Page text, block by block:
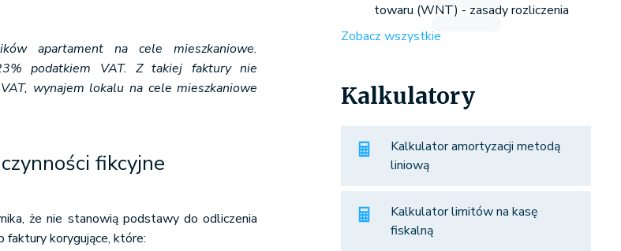
apartament na cele mieszkaniowe.
podatkiem VAT. Z takiej faktury nie
wynajem lokalu na cele mieszkaniowe
fikcyjne
że nie stanowią podstawy do odliczenia
korygujące, które:
towaru (WNT) - zasady rozliczenia
Zobacz wszystkie
Kalkulatory
Kalkulator amortyzacji metodą
liniową
Kalkulator limitów na kasę
fiskalną